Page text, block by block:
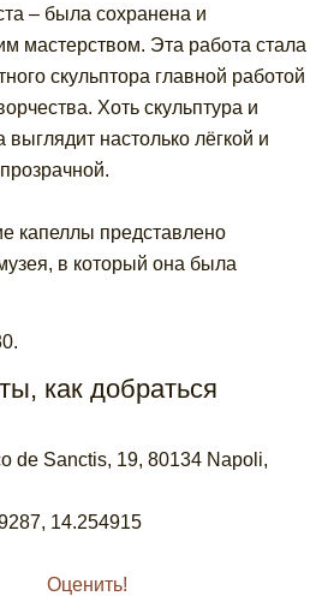
– была сохранена и
мастерством. Эта работа стала
скульптора главной работой
Хоть скульптура и
настолько лёгкой и
капеллы представлено
в который она была
как добраться
de Sanctis, 19, 80134 Napoli,
, 14.254915
Оценить!